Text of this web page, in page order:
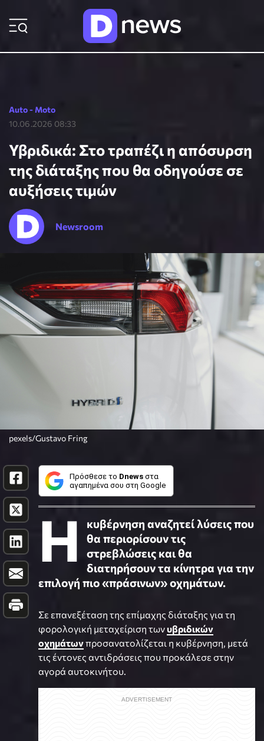
Auto - Moto
10.06.2026 08:33
Υβριδικά: Στο τραπέζι η απόσυρση
της διάταξης που θα οδηγούσε σε
αυξήσεις τιμών
Newsroom
pexels/Gustavo Fring
Πρόσθεσε το Dnews στα
αγαπημένα σου στη Google
Η
κυβέρνηση αναζητεί λύσεις που
θα περιορίσουν τις
στρεβλώσεις και θα
διατηρήσουν τα κίνητρα για την
επιλογή πιο «πράσινων» οχημάτων.
Σε επανεξέταση της επίμαχης διάταξης για τη
φορολογική μεταχείριση τωνυβριδικών
οχημάτωνπροσανατολίζεται η κυβέρνηση, μετά
τις έντονες αντιδράσεις που προκάλεσε στην
αγορά αυτοκινήτου.